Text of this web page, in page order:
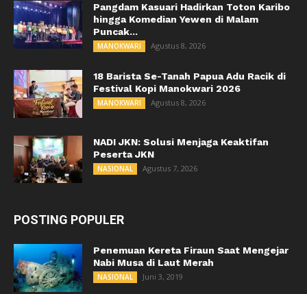
Pangdam Kasuari Hadirkan Toton Karibo
hingga Komedian Yewen di Malam
Puncak...
MANOKWARI Agustus 8, 2026
18 Barista Se-Tanah Papua Adu Racik di
Festival Kopi Manokwari 2026
MANOKWARI Agustus 8, 2026
NADI JKN: Solusi Menjaga Keaktifan
Peserta JKN
NASIONAL Agustus 7, 2026
POSTING POPULER
Penemuan Kereta Firaun Saat Mengejar
Nabi Musa di Laut Merah
NASIONAL Juni 3, 2019